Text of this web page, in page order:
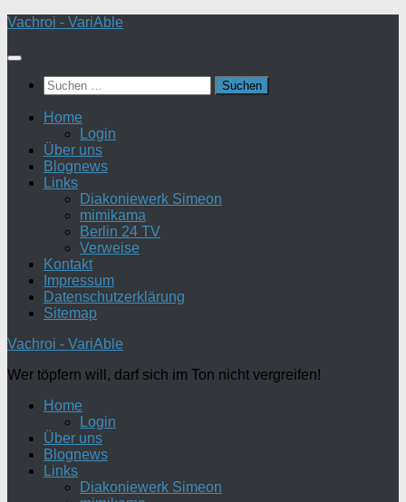
Zum
springen
Vachroi - VariAble
Suchen
nach:
Home
Login
Über uns
Blognews
Links
Diakoniewerk Simeon
mimikama
Berlin 24 TV
Verweise
Kontakt
Impressum
Datenschutzerklärung
Sitemap
Vachroi - VariAble
Wer töpfern will, darf sich im Ton nicht vergreifen!
Home
Login
Über uns
Blognews
Links
Diakoniewerk Simeon